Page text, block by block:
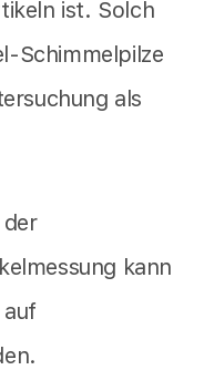
ist. Solch
Schimmelpilze
als
kann